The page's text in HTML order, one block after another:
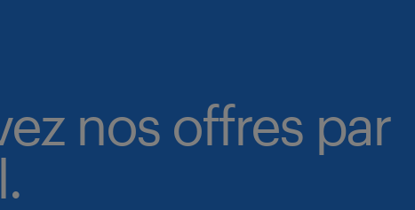
nos offres par